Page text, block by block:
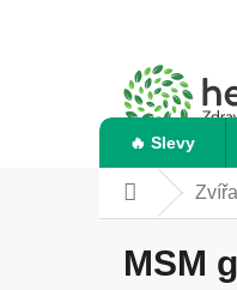
🔥 Slevy
Domů
MSM